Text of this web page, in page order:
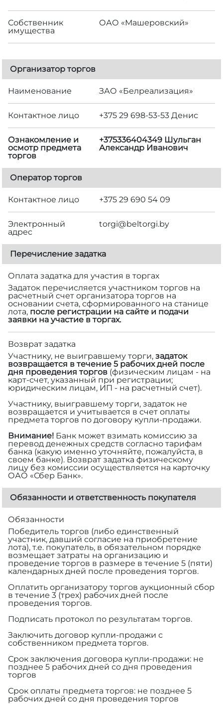
Собственник
имущества
ОАО «Машеровский»
Организатор торгов
Наименование ЗАО «Белреализация»
Контактное лицо +375 29 698-53-53 Денис
Ознакомление и
осмотр предмета
торгов
+375336404349 Шульган
Александр Иванович
Оператор торгов
Контактное лицо +375 29 690 54 09
Электронный
адрес
torgi@beltorgi.by
Перечисление задатка
Оплата задатка для участия в торгах
Задаток перечисляется участником торгов на
расчетный счет организатора торгов на
основании счета, сформированного на станице
лота, после регистрации на сайте и подачи
заявки на участие в торгах.
Возврат задатка
Участнику, не выигравшему торги, задаток
возвращается в течение 5 рабочих дней после
дня проведения торгов (физическим лицам - на
карт-счет, указанный при регистрации;
юридическим лицам, ИП - на расчетный счет).
Участнику, выигравшему торги, задаток не
возвращается и учитывается в счет оплаты
предмета торгов по договору купли-продажи.
Внимание! Банк может взимать комиссию за
перевод денежных средств согласно тарифам
банка (какую именно уточняйте, пожалуйста, в
своем банке). Возврат задатка физическому
лицу без комиссии осуществляется на карточку
ОАО «Сбер Банк».
Обязанности и ответственность покупателя
Обязанности
Победитель торгов (либо единственный
участник, давший согласие на приобретение
лота), т.е. покупатель, в обязательном порядке
возмещает затраты на организацию и
проведение торгов в размере в течение 5 (пяти)
календарных дней после проведения торгов.
Оплатить организатору торгов аукционный сбор
в течение 3 (трех) рабочих дней после
проведения торгов.
Подписать протокол по результатам торгов.
Заключить договор купли-продажи с
собственником предмета торгов.
Срок заключения договора купли-продажи: не
позднее 5 рабочих дней со дня проведения
торгов
Срок оплаты предмета торгов: не позднее 5
рабочих дней со дня проведения торгов